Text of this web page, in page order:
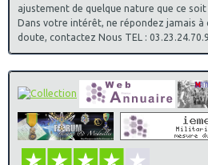
ajustement de quelque nature que ce
Dans votre intérêt, ne répondez jamais à
doute, contactez Nous TEL :